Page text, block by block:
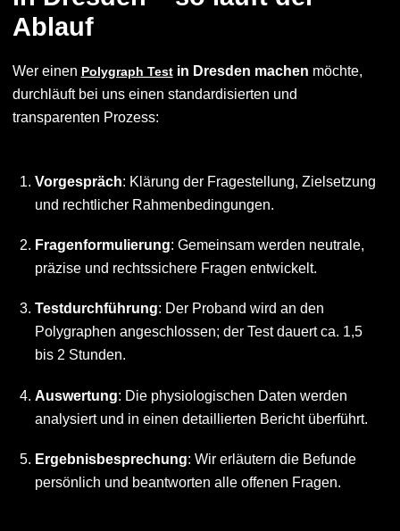
Ablauf
Wer einen Polygraph Testin Dresden machen möchte,
durchläuft bei uns einen standardisierten und
transparenten Prozess:
Vorgespräch: Klärung der Fragestellung, Zielsetzung
und rechtlicher Rahmenbedingungen.
Fragenformulierung: Gemeinsam werden neutrale,
präzise und rechtssichere Fragen entwickelt.
Testdurchführung: Der Proband wird an den
Polygraphen angeschlossen; der Test dauert ca. 1,5
bis 2 Stunden.
Auswertung: Die physiologischen Daten werden
analysiert und in einen detaillierten Bericht überführt.
Ergebnisbesprechung: Wir erläutern die Befunde
persönlich und beantworten alle offenen Fragen.